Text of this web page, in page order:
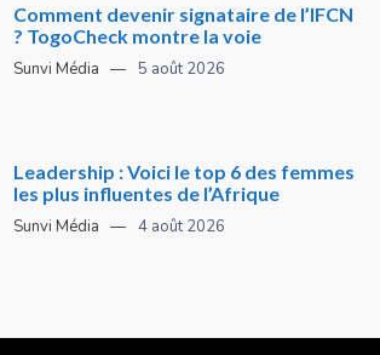
Comment devenir signataire de l’IFCN
? TogoCheck montre la voie
Sunvi Média 5 août 2026
Leadership : Voici le top 6 des femmes
les plus influentes de l’Afrique
Sunvi Média 4 août 2026